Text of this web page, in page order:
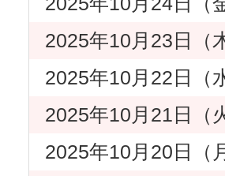
2025年10月23日（
2025年10月22日（
2025年10月21日（
2025年10月20日